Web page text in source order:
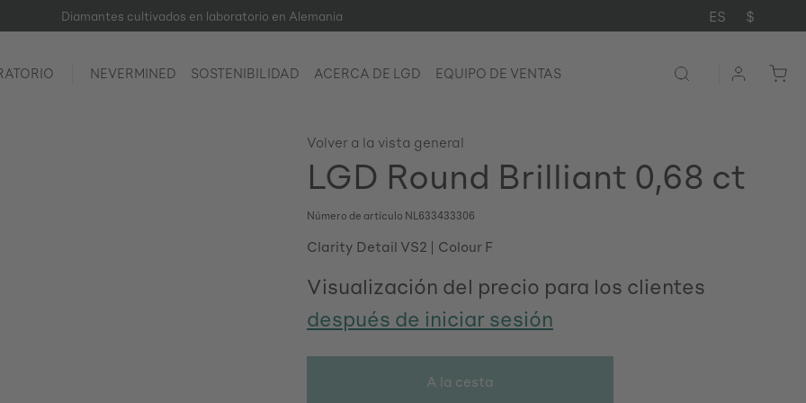
Diamantes cultivados en laboratorio en Alemania ES $
NEVERMINED SOSTENIBILIDAD ACERCA DE LGD EQUIPO DE VENTAS
Volver a la vista general
LGD Round Brilliant 0,68 ct
Número de artículo NL633433306
Clarity Detail VS2 Colour F
Visualización del precio para los clientes
después de iniciar sesión
A la cesta